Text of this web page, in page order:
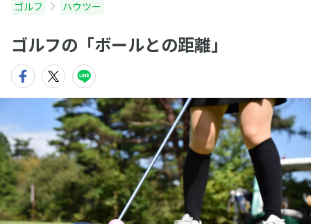
ゴルフ ハウツー
ゴルフの「ボールとの距離」